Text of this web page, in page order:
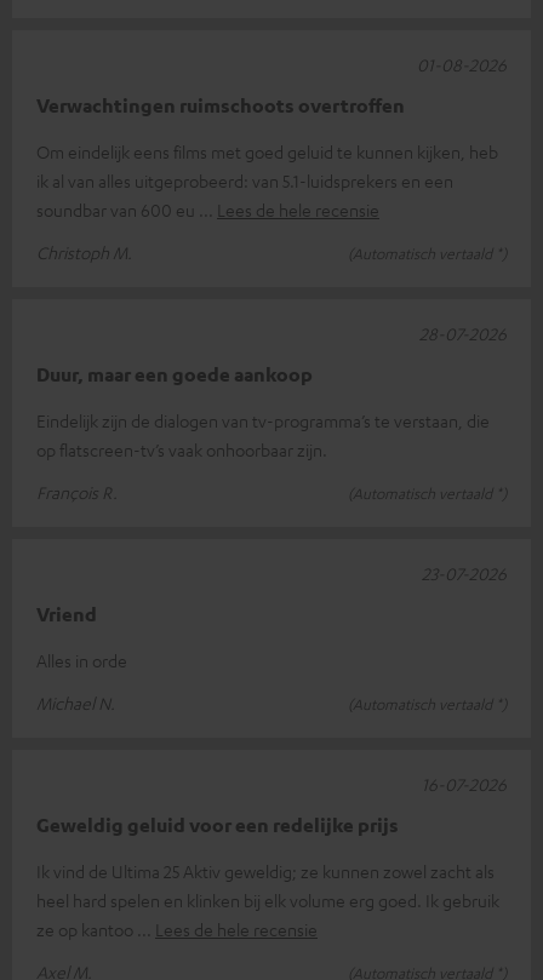
Verwachtingen ruimschoots overtroffen
Om eindelijk eens films met goed geluid te kunnen kijken, heb
ik al van alles uitgeprobeerd: van 5.1-luidsprekers en een
soundbar van 600 eu
Lees de hele recensie
Christoph M.
(Automatisch vertaald *)
01-08-2026
Duur, maar een goede aankoop
Eindelijk zijn de dialogen van tv-programma’s te verstaan, die
op flatscreen-tv’s vaak onhoorbaar zijn.
François R.
(Automatisch vertaald *)
28-07-2026
Vriend
Alles in orde
Michael N.
(Automatisch vertaald *)
23-07-2026
Geweldig geluid voor een redelijke prijs
Ik vind de Ultima 25 Aktiv geweldig; ze kunnen zowel zacht als
heel hard spelen en klinken bij elk volume erg goed. Ik gebruik
ze op kantoo
Lees de hele recensie
Axel M.
(Automatisch vertaald *)
16-07-2026